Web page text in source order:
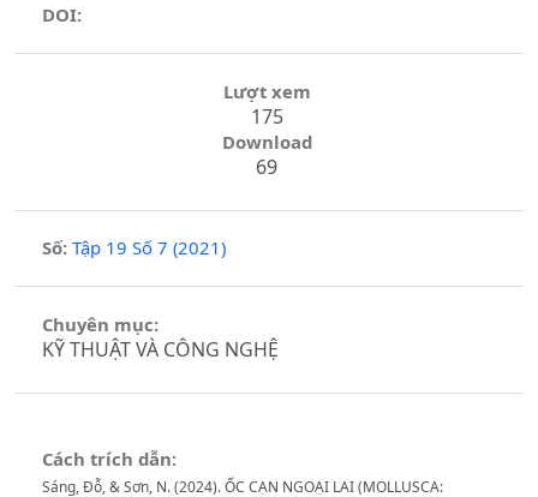
DOI:
Lượt xem
175
Download
69
Số: Tập 19 Số 7 (2021)
Chuyên mục:
KỸ THUẬT VÀ CÔNG NGHỆ
Cách trích dẫn:
Sáng, Đỗ, & Sơn, N. (2024). ỐC CẠN NGOẠI LAI (MOLLUSCA: